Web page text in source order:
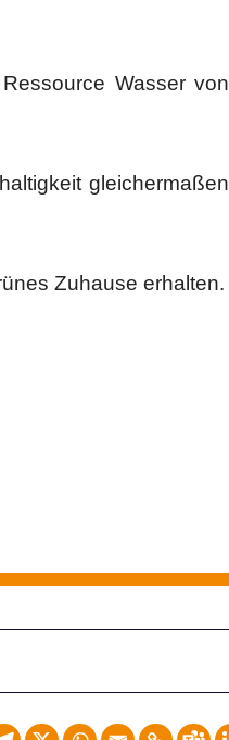
Wasser von
gleichermaßen
Zuhause erhalten.